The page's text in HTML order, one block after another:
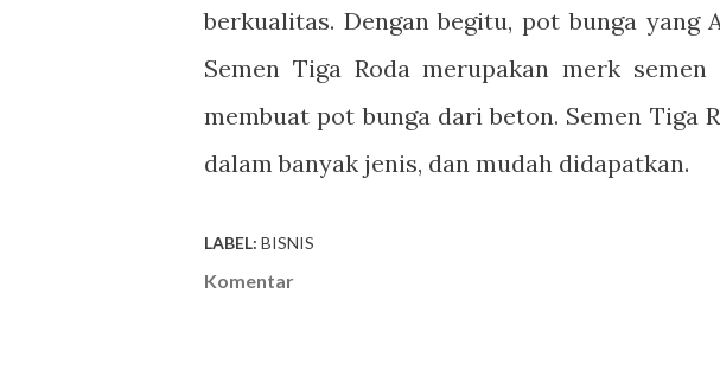
berkualitas. Dengan begitu, pot bunga yang
Semen Tiga Roda merupakan merk
membuat pot bunga dari beton. Semen Tiga
dalam banyak jenis, dan mudah didapatkan.
LABEL: BISNIS
Komentar